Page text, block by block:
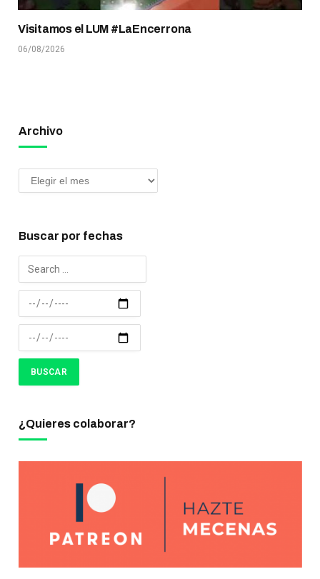
Visitamos el LUM #LaEncerrona
06/08/2026
Archivo
Buscar por fechas
¿Quieres colaborar?